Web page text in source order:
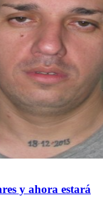
y ahora estará